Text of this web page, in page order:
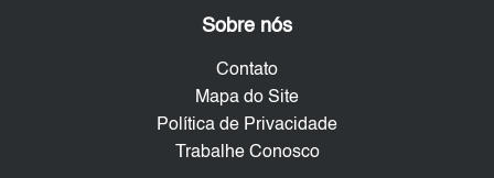
Sobre nós
Contato
Mapa do Site
Política de Privacidade
Trabalhe Conosco